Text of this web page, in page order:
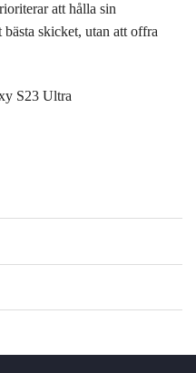
att hålla sin
bästa skicket, utan att offra
S23 Ultra